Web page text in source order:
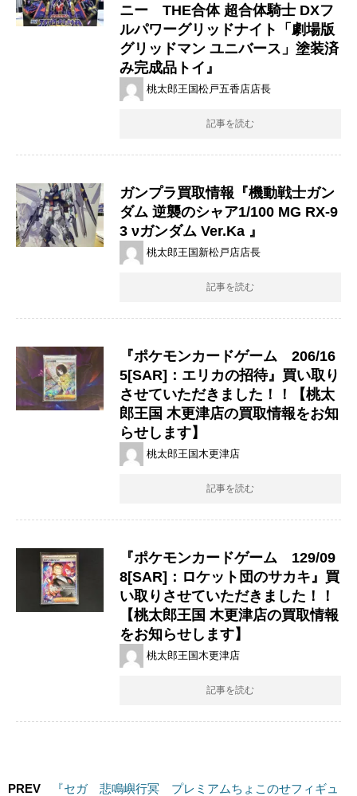
ニー THE合体 超合体騎士 DXフ
ルパワーグリッドナイト「劇場版
グリッドマン ユニバース」塗装済
み完成品トイ』
桃太郎王国松戸五香店店長
記事を読む
ガンプラ買取情報『機動戦士ガン
ダム ​逆襲のシャア1/100 ​MG ​RX-9
3 ​νガンダム ​Ver.Ka 』
桃太郎王国新松戸店店長
記事を読む
『ポケモンカードゲーム 206/16
5[SAR]：エリカの招待』買い取り
させていただきました！！【桃太
郎王国 木更津店の買取情報をお知
らせします】
桃太郎王国木更津店
記事を読む
『ポケモンカードゲーム 129/09
8[SAR]：ロケット団のサカキ』買
い取りさせていただきました！！
【桃太郎王国 木更津店の買取情報
をお知らせします】
桃太郎王国木更津店
記事を読む
PREV 『セガ 悲鳴嶼行冥 プレミアムちょこのせフィギュ